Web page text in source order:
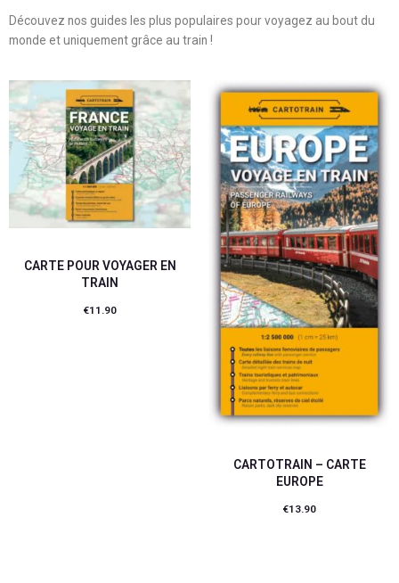
Découvez nos guides les plus populaires pour voyagez au bout du
monde et uniquement grâce au train !
CARTE POUR VOYAGER EN
TRAIN
€11.90
CARTOTRAIN – CARTE
EUROPE
€13.90